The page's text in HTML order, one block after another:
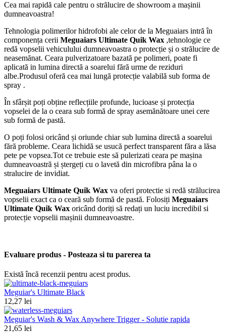
Cea mai rapidă cale pentru o strălucire de showroom a mașinii
dumneavoastra!
Tehnologia polimerilor hidrofobi ale celor de la Meguaiars intră în
componența cerii Meguaiars Ultimate Quik Wax ,tehnologie ce
redă vopselii vehiculului dumneavoastra o protecție și o strălucire de
neasemănat. Ceara pulverizatoare bazată pe polimeri, poate fi
aplicată in lumina directă a soarelui fără urme de reziduri
albe.Produsul oferă cea mai lungă protecție valabilă sub forma de
spray .
În sfârșit poți obține reflecțiile profunde, lucioase și protecția
vopselei de la o ceara sub formă de spray asemănătoare unei cere
sub formă de pastă.
O poți folosi oricând și oriunde chiar sub lumina directă a soarelui
fără probleme. Ceara lichidă se usucă perfect transparent făra a lăsa
pete pe vopsea.Tot ce trebuie este să pulerizati ceara pe mașina
dumneavoastră și ștergeți cu o lavetă din microfibra pâna la o
stralucire de invidiat.
Meguaiars Ultimate Quik Wax va oferi protectie si redă strălucirea
vopselii exact ca o ceară sub formă de pastă. Folosiți Meguaiars
Ultimate Quik Wax oricând doriți să redați un luciu incredibil si
protecție vopselii mașinii dumneavoastre.
Evaluare produs - Posteaza si tu parerea ta
Există încă recenzii pentru acest produs.
Meguiar's Ultimate Black
12,27 lei
Meguiar's Wash & Wax Anywhere Trigger - Solutie rapida
21,65 lei